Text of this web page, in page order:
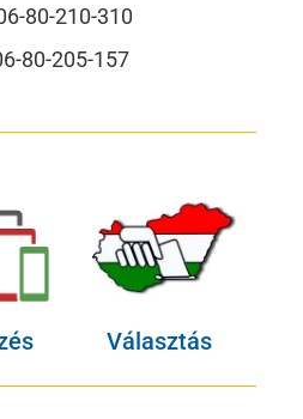
80-210-310
80-205-157
Választás